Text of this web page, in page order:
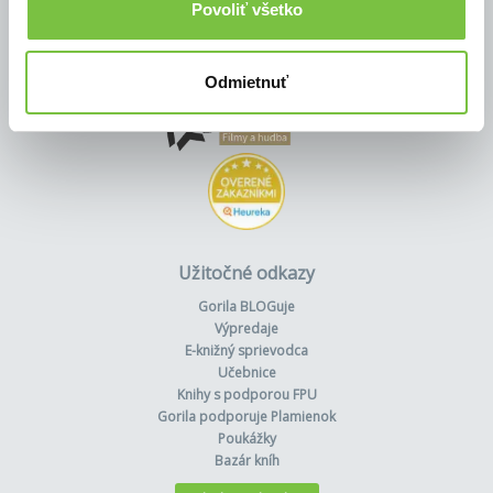
Povoliť všetko
Odmietnuť
Užitočné odkazy
Gorila BLOGuje
Výpredaje
E-knižný sprievodca
Učebnice
Knihy s podporou FPU
Gorila podporuje Plamienok
Poukážky
Bazár kníh